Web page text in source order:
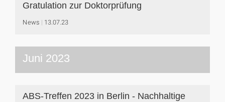
Gratulation zur Doktorprüfung
News 13.07.23
Juni 2023
ABS-Treffen 2023 in Berlin - Nachhaltige